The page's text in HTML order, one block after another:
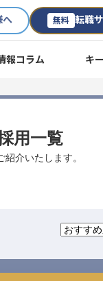
へ 無料 転職
報コラム キ
用一覧
介いたします。